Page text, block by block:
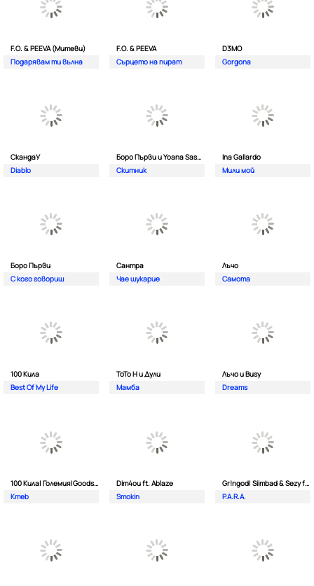
F.O. & PEEVA (Митеви)
Подарявам ти вълна
F.O. & PEEVA
Сърцето на пират
D3MO
Gorgona
СкандаУ
Diablo
Боро Първи и Yoana Sashova
Скитник
Ina Gallardo
Мили мой
Боро Първи
С кого говориш
Сантра
Чае шукарие
Лъчо
Самота
100 Кила
Best Of My Life
ToTo H и Дули
Мамба
Лъчо и Busy
Dreams
100 Кила| Големия|Goodslav и 2 Лица
Kmeb
Dim4ou ft. Ablaze
Smokin
Gr!ngod| Siimbad & Sezy ft. Djaany
P.A.R.A.